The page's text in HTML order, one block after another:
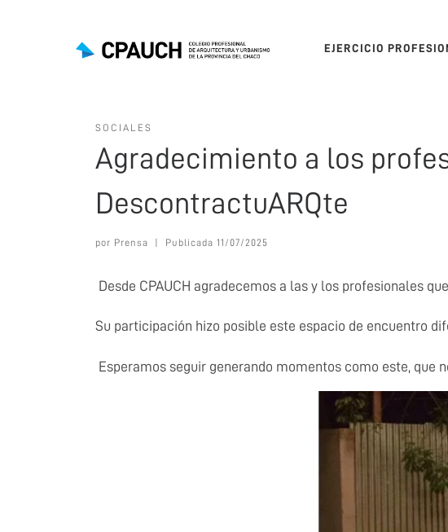
EJERCICIO
SOCIALES
Agradecimiento a los
DescontractuARQte
por Prensa Publicada 11/07/2025
Desde CPAUCH agradecemos a las y los profesionales
Su participación hizo posible este espacio de encuentro
Esperamos seguir generando momentos como este, que